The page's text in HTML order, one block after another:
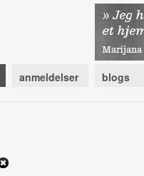
anmeldelser blogs